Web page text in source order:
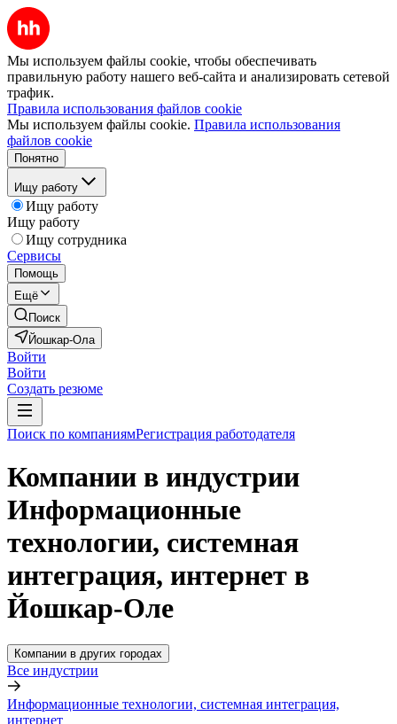
Мы используем файлы cookie, чтобы обеспечивать
правильную работу нашего веб-сайта и анализировать сетевой
трафик.
Правила использования файлов cookie
Мы используем файлы cookie. Правила использования
файлов cookie
Понятно
Ищу работу
Ищу работу
Ищу работу
Ищу сотрудника
Сервисы
Помощь
Ещё
Поиск
Йошкар-Ола
Войти
Войти
Создать резюме
Поиск по компаниямРегистрация работодателя
Компании в индустрии
Информационные
технологии, системная
интеграция, интернет в
Йошкар-Оле
Компании в других городах
Все индустрии
Информационные технологии, системная интеграция,
интернет